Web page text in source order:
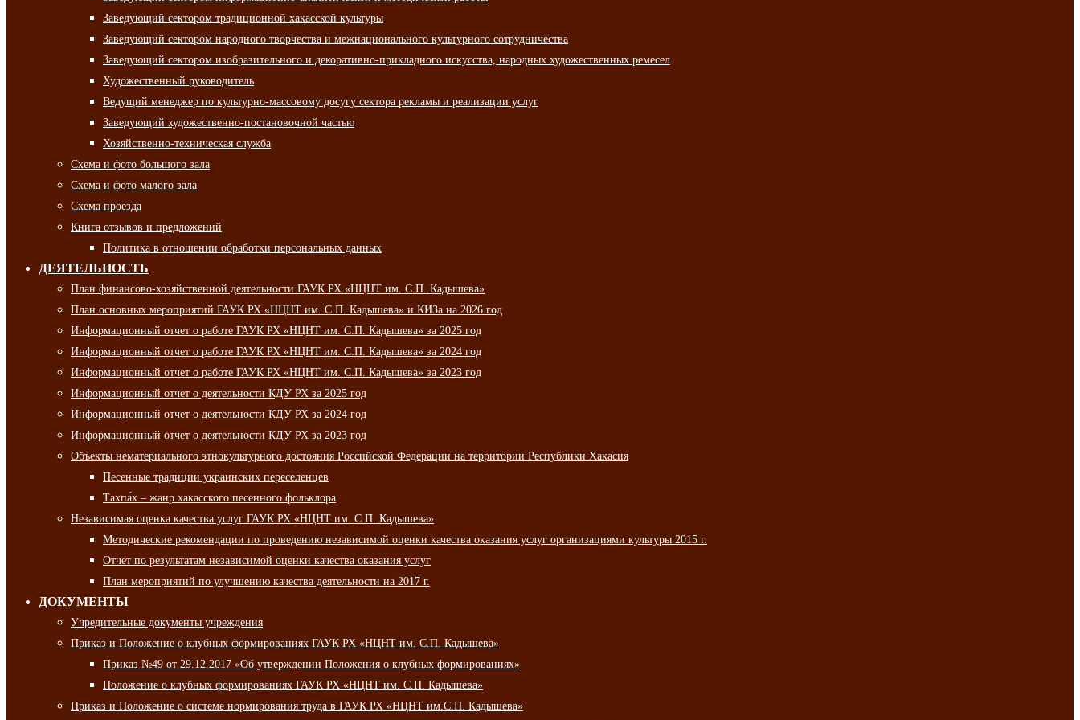
Заведующий сектором традиционной хакасской культуры
Заведующий сектором народного творчества и межнационального культурного сотрудничества
Заведующий сектором изобразительного и декоративно-прикладного искусства, народных художественных ремесел
Художественный руководитель
Ведущий менеджер по культурно-массовому досугу сектора рекламы и реализации услуг
Заведующий художественно-постановочной частью
Хозяйственно-техническая служба
Схема и фото большого зала
Схема и фото малого зала
Схема проезда
Книга отзывов и предложений
Политика в отношении обработки персональных данных
ДЕЯТЕЛЬНОСТЬ
План финансово-хозяйственной деятельности ГАУК РХ «НЦНТ им. С.П. Кадышева»
План основных мероприятий ГАУК РХ «НЦНТ им. С.П. Кадышева» и КИЗа на 2026 год
Информационный отчет о работе ГАУК РХ «НЦНТ им. С.П. Кадышева» за 2025 год
Информационный отчет о работе ГАУК РХ «НЦНТ им. С.П. Кадышева» за 2024 год
Информационный отчет о работе ГАУК РХ «НЦНТ им. С.П. Кадышева» за 2023 год
Информационный отчет о деятельности КДУ РХ за 2025 год
Информационный отчет о деятельности КДУ РХ за 2024 год
Информационный отчет о деятельности КДУ РХ за 2023 год
Объекты нематериального этнокультурного достояния Российской Федерации на территории Республики Хакасия
Песенные традиции украинских переселенцев
Тахпа́х – жанр хакасского песенного фольклора
Независимая оценка качества услуг ГАУК РХ «НЦНТ им. С.П. Кадышева»
Методические рекомендации по проведению независимой оценки качества оказания услуг организациями культуры 2015 г.
Отчет по результатам независимой оценки качества оказания услуг
План мероприятий по улучшению качества деятельности на 2017 г.
ДОКУМЕНТЫ
Учредительные документы учреждения
Приказ и Положение о клубных формированиях ГАУК РХ «НЦНТ им. С.П. Кадышева»
Приказ №49 от 29.12.2017 «Об утверждении Положения о клубных формированиях»
Положение о клубных формированиях ГАУК РХ «НЦНТ им. С.П. Кадышева»
Приказ и Положение о системе нормирования труда в ГАУК РХ «НЦНТ им.С.П. Кадышева»